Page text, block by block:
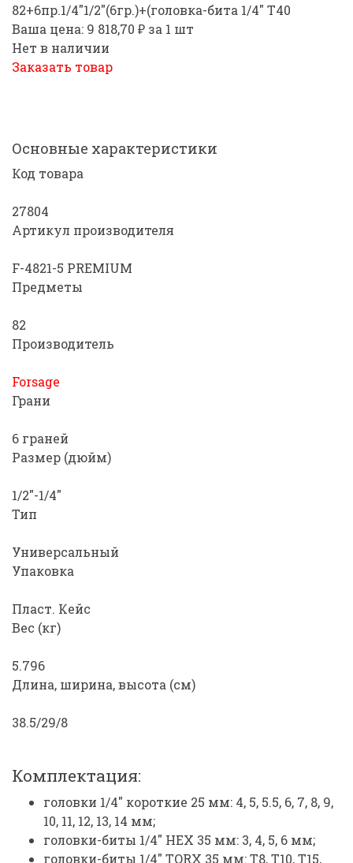
82+6пр.1/4"1/2"(6гр.)+(головка-бита 1/4" T40
Ваша цена: 9 818,70 ₽ за 1 шт
Нет в наличии
Заказать товар
Основные характеристики
Код товара
27804
Артикул производителя
F-4821-5 PREMIUM
Предметы
82
Производитель
Forsage
Грани
6 граней
Размер (дюйм)
1/2"-1/4"
Тип
Универсальный
Упаковка
Пласт. Кейс
Вес (кг)
5.796
Длина, ширина, высота (см)
38.5/29/8
Комплектация:
головки 1/4" короткие 25 мм: 4, 5, 5.5, 6, 7, 8, 9,
10, 11, 12, 13, 14 мм;
головки-биты 1/4" HEX 35 мм: 3, 4, 5, 6 мм;
головки-биты 1/4" TORX 35 мм: T8, T10, T15,